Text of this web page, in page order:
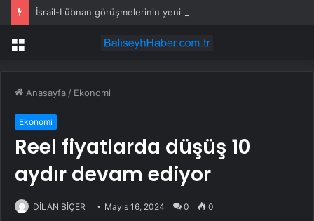
İsrail-Lübnan görüşmelerinin yeni turu Roma’da yapılacak
Menü
Anasayfa / Ekonomi
Ekonomi
Reel fiyatlarda düşüş 10
aydır devam ediyor
DİLAN BİÇER Mayıs 16, 2024 0 0